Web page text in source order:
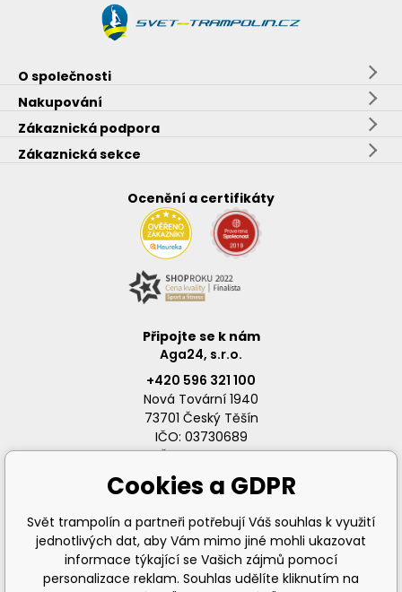
O společnosti
Nakupování
Zákaznická podpora
Zákaznická sekce
Ocenění a certifikáty
Připojte se k nám
Aga24, s.r.o.
+420 596 321 100
Nová Tovární 1940
73701 Český Těšín
IČO: 03730689
DIČ: CZ03730689
info@svet-trampolin.cz
Cookies a GDPR
Svět trampolín a partneři potřebují Váš souhlas k využití
jednotlivých dat, aby Vám mimo jiné mohli ukazovat
informace týkající se Vašich zájmů pomocí
personalizace reklam. Souhlas udělíte kliknutím na